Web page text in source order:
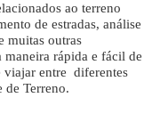
ao terreno
de estradas, análise
muitas outras
rápida e fácil de
viajar entre diferentes
de Terreno.